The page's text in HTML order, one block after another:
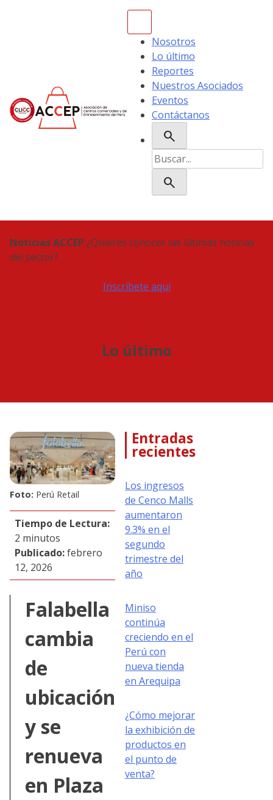
Nosotros
Lo último
Reportes
Nuestros Asociados
Eventos
Contáctanos
search
Buscar:
search
Noticias ACCEP ¿Quieres conocer las últimas noticias
del sector?
Inscríbete aquí
Lo último
Foto: Perú Retail
Tiempo de Lectura:
2 minutos
Publicado:febrero
12, 2026
Falabella
cambia
de
ubicación
y se
renueva
en Plaza
Entradas
recientes
Los ingresos
de Cenco Malls
aumentaron
9.3% en el
segundo
trimestre del
año
Miniso
continúa
creciendo en el
Perú con
nueva tienda
en Arequipa
¿Cómo mejorar
la exhibición de
productos en
el punto de
venta?